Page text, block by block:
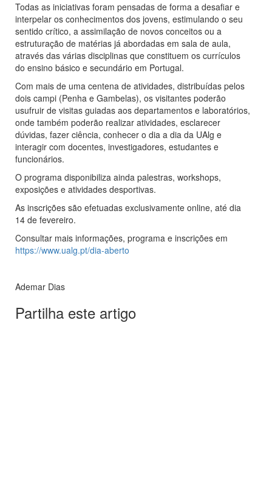
Todas as iniciativas foram pensadas de forma a desafiar e
interpelar os conhecimentos dos jovens, estimulando o seu
sentido crítico, a assimilação de novos conceitos ou a
estruturação de matérias já abordadas em sala de aula,
através das várias disciplinas que constituem os currículos
do ensino básico e secundário em Portugal.
Com mais de uma centena de atividades, distribuídas pelos
dois campi (Penha e Gambelas), os visitantes poderão
usufruir de visitas guiadas aos departamentos e laboratórios,
onde também poderão realizar atividades, esclarecer
dúvidas, fazer ciência, conhecer o dia a dia da UAlg e
interagir com docentes, investigadores, estudantes e
funcionários.
O programa disponibiliza ainda palestras, workshops,
exposições e atividades desportivas.
As inscrições são efetuadas exclusivamente online, até dia
14 de fevereiro.
Consultar mais informações, programa e inscrições em
https://www.ualg.pt/dia-aberto
Ademar Dias
Partilha este artigo